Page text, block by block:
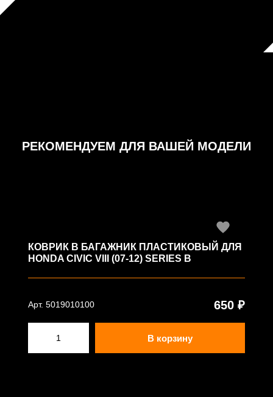
РЕКОМЕНДУЕМ ДЛЯ ВАШЕЙ МОДЕЛИ
КОВРИК В БАГАЖНИК ПЛАСТИКОВЫЙ ДЛЯ
HONDA CIVIC VIII (07-12) SERIES B
Арт. 5019010100 650 ₽
В корзину